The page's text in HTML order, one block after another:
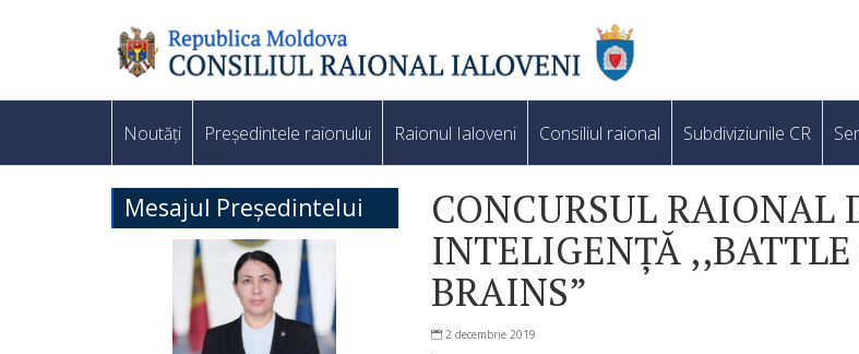
Noutăți Președintele raionului Raionul Ialoveni Consiliul raional Subdiviziunile CR
Mesajul Președintelui
CONCURSUL RAIONAL
INTELIGENȚĂ
BRAINS”
2 decembrie 2019